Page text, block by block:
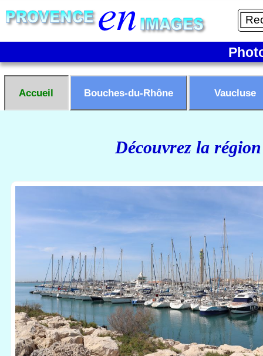
Accueil Bouches-du-Rhône Vaucluse
Découvrez la